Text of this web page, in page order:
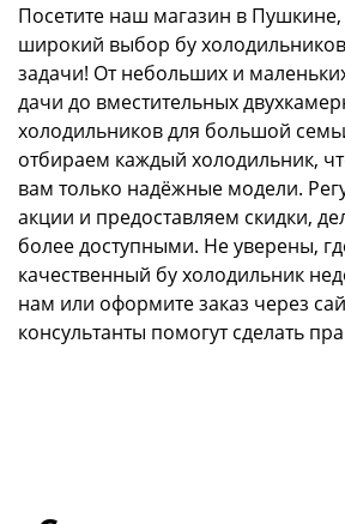
Посетите наш магазин в Пушкине,
широкий выбор бу
задачи! От небольших и
дачи до вместительных
холодильников для большой
отбираем каждый холодильник,
вам только надёжные модели.
акции и предоставляем скидки,
более доступными. Не уверены,
качественный бу холодильник
нам или оформите заказ через
консультанты помогут сделать